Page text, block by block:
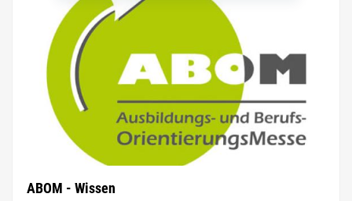
ABOM - Wissen